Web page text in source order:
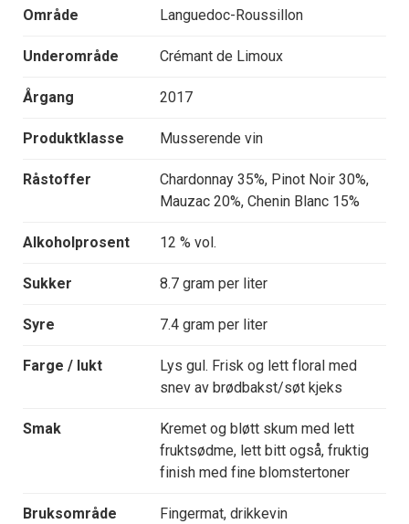
Område Languedoc-Roussillon
Underområde Crémant de Limoux
Årgang 2017
Produktklasse Musserende vin
Råstoffer
Chardonnay 35%, Pinot Noir 30%,
Mauzac 20%, Chenin Blanc 15%
Alkoholprosent 12 % vol.
Sukker 8.7 gram per liter
Syre 7.4 gram per liter
Farge / lukt
Lys gul. Frisk og lett floral med
snev av brødbakst/søt kjeks
Smak
Kremet og bløtt skum med lett
fruktsødme, lett bitt også, fruktig
finish med fine blomstertoner
Bruksområde Fingermat, drikkevin